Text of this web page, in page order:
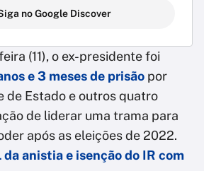
no Google Discover
(11), o ex-presidente foi
e 3 meses de prisão por
de Estado e outros quatro
de liderar uma trama para
após as eleições de 2022.
anistia e isenção do IR com